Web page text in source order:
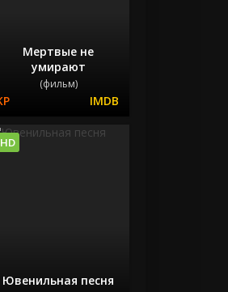
Мертвые не
умирают
(фильм)
Ювенильная песня
HD